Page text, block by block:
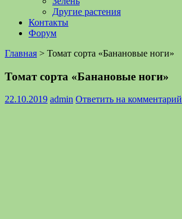
Другие растения
Контакты
Форум
Главная > Томат сорта «Банановые ноги»
Томат сорта «Банановые ноги»
22.10.2019 admin Ответить на комментарий